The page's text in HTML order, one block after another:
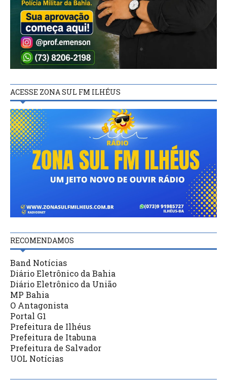
ACESSE ZONA SUL FM ILHÉUS
RECOMENDAMOS
Band Notícias
Diário Eletrônico da Bahia
Diário Eletrônico da União
MP Bahia
O Antagonista
Portal G1
Prefeitura de Ilhéus
Prefeitura de Itabuna
Prefeitura de Salvador
UOL Notícias